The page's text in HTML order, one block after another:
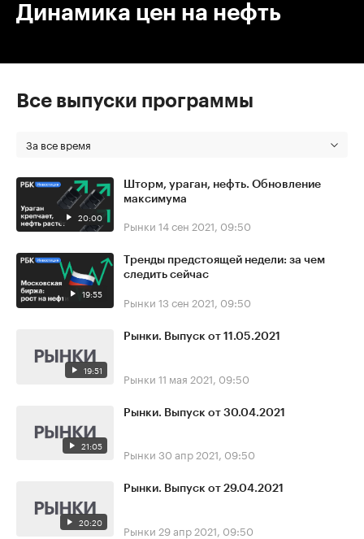
Динамика цен на нефть
Все выпуски программы
За все время
20:00
Шторм, ураган, нефть. Обновление
максимума
Рынки 14 сен 2021, 09:50
19:55
Тренды предстоящей недели: за чем
следить сейчас
Рынки 13 сен 2021, 09:50
19:51
Рынки. Выпуск от 11.05.2021
Рынки 11 мая 2021, 09:50
21:05
Рынки. Выпуск от 30.04.2021
Рынки 30 апр 2021, 09:50
20:20
Рынки. Выпуск от 29.04.2021
Рынки 29 апр 2021, 09:50